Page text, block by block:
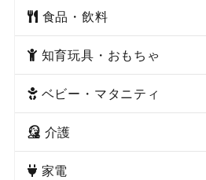
食品・飲料
知育玩具・おもちゃ
ベビー・マタニティ
介護
家電